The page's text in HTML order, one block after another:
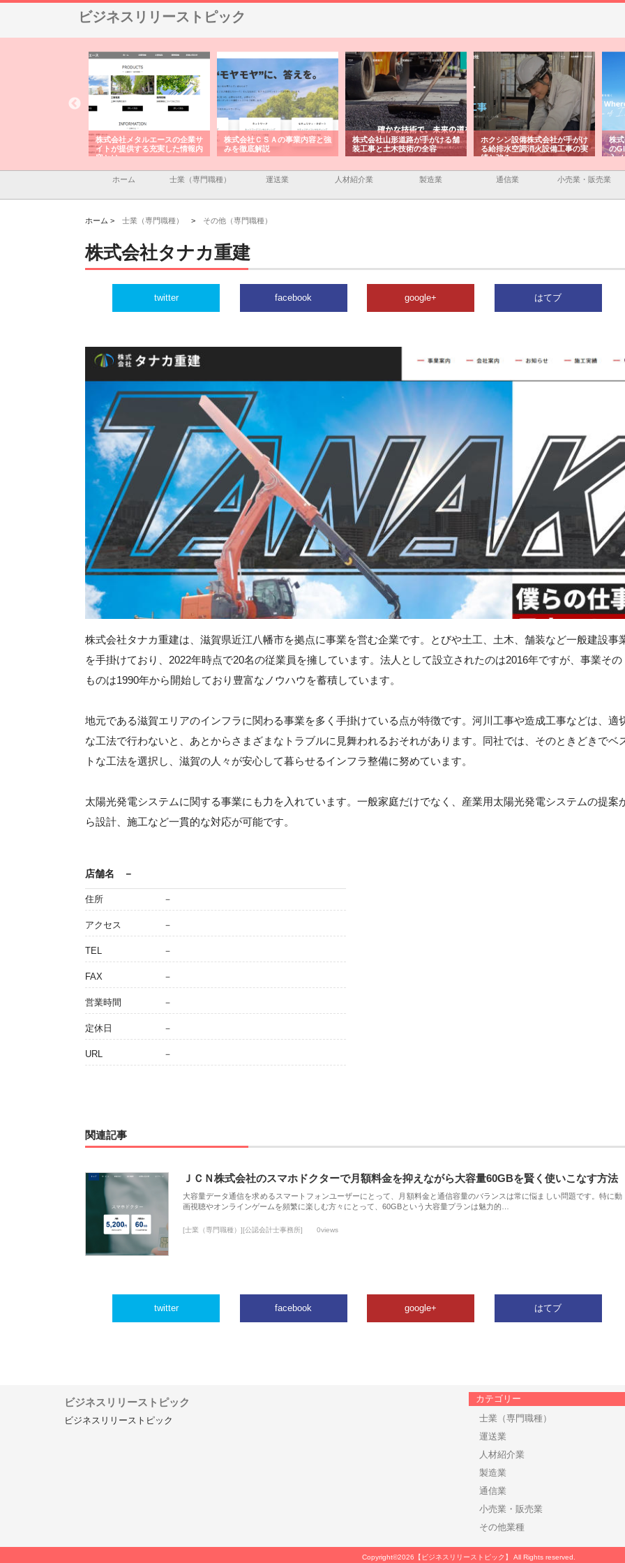
ビジネスリリーストピック
株式会社メタルエースの企業サ
イトが提供する充実した情報内
容とは
株式会社ＣＳＡの事業内容と強
みを徹底解説
株式会社山形道路が手がける舗
装工事と土木技術の全容
ホクシン設備株式会社が手がけ
る給排水空調消火設備工事の実
績と強み
株
の
入
ホーム 士業（専門職種） 運送業 人材紹介業 製造業 通信業 小売業・販売業
ホーム > 士業（専門職種） > その他（専門職種）
株式会社タナカ重建
twitter facebook google+ はてブ
株式会社タナカ重建は、滋賀県近江八幡市を拠点に事業を営む企業です。とびや土工、土木、舗装など一般建設事
を手掛けており、2022年時点で20名の従業員を擁しています。法人として設立されたのは2016年ですが、事業その
ものは1990年から開始しており豊富なノウハウを蓄積しています。
地元である滋賀エリアのインフラに関わる事業を多く手掛けている点が特徴です。河川工事や造成工事などは、適
な工法で行わないと、あとからさまざまなトラブルに見舞われるおそれがあります。同社では、そのときどきでベ
トな工法を選択し、滋賀の人々が安心して暮らせるインフラ整備に努めています。
太陽光発電システムに関する事業にも力を入れています。一般家庭だけでなく、産業用太陽光発電システムの提案
ら設計、施工など一貫的な対応が可能です。
店舗名 －
住所 －
アクセス －
TEL －
FAX －
営業時間 －
定休日 －
URL －
関連記事
ＪＣＮ株式会社のスマホドクターで月額料金を抑えながら大容量60GBを賢く使いこなす方法
大容量データ通信を求めるスマートフォンユーザーにとって、月額料金と通信容量のバランスは常に悩ましい問題です。特に動
画視聴やオンラインゲームを頻繁に楽しむ方々にとって、60GBという大容量プランは魅力的…
[士業（専門職種）][公認会計士事務所] 0views
twitter facebook google+ はてブ
ビジネスリリーストピック
ビジネスリリーストピック
カテゴリー
士業（専門職種）
運送業
人材紹介業
製造業
通信業
小売業・販売業
その他業種
Copyright©2026【ビジネスリリーストピック】 All Rights reserved.